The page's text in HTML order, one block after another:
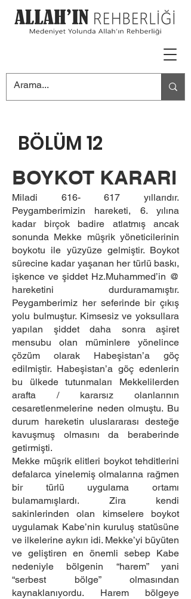
BÖLÜM 12
BOYKOT KARARI
Miladi 616- 617 yıllarıdır.
Peygamberimizin hareketi, 6. yılına
kadar birçok badire atlatmış ancak
sonunda Mekke müşrik yöneticilerinin
boykotu ile yüzyüze gelmiştir. Boykot
sürecine kadar yaşanan her türlü baskı,
işkence ve şiddet Hz.Muhammed’in @
hareketini durduramamıştır.
Peygamberimiz her seferinde bir çıkış
yolu bulmuştur. Kimsesiz ve yoksullara
yapılan şiddet daha sonra aşiret
mensubu olan müminlere yönelince
çözüm olarak Habeşistan’a göç
edilmiştir. Habeşistan’a göç edenlerin
bu ülkede tutunmaları Mekkelilerden
arafta / kararsız olanlarının
cesaretlenmelerine neden olmuştu. Bu
durum hareketin uluslararası desteğe
kavuşmuş olmasını da beraberinde
getirmişti.
Mekke müşrik elitleri boykot tehditlerini
defalarca yinelemiş olmalarına rağmen
bir türlü uygulama ortamı
bulamamışlardı. Zira kendi
sakinlerinden olan kimselere boykot
uygulamak Kabe’nin kuruluş statüsüne
ve ilkelerine aykırı idi. Mekke’yi büyüten
ve geliştiren en önemli sebep Kabe
nedeniyle bölgenin “harem” yani
“serbest bölge” olmasından
kaynaklanıyordu. Harem bölgeye